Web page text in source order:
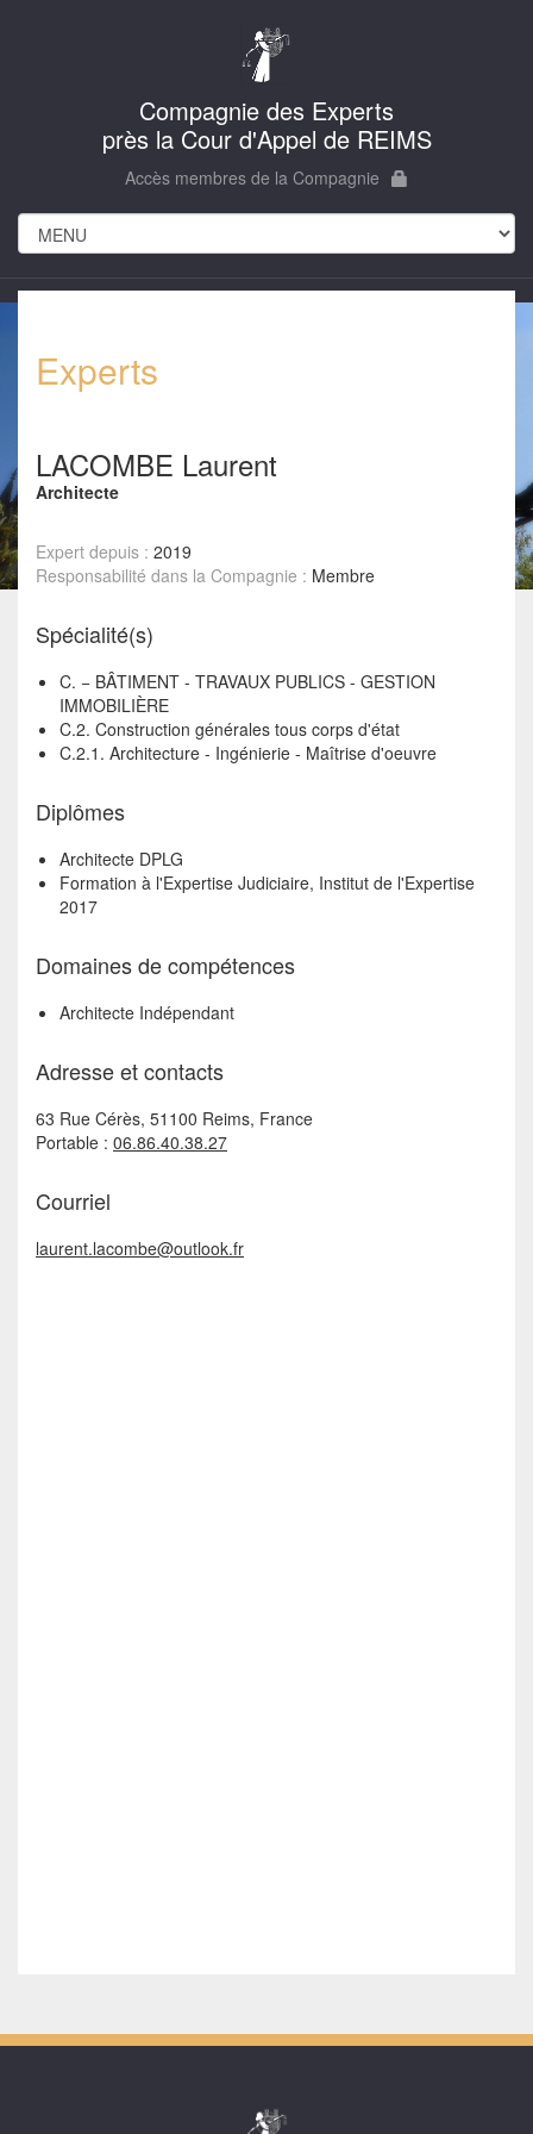
Compagnie des Experts
près la Cour d'Appel de REIMS
Accès membres de la Compagnie
Experts
LACOMBE Laurent
Architecte
Expert depuis : 2019
Responsabilité dans la Compagnie : Membre
Spécialité(s)
C. − BÂTIMENT - TRAVAUX PUBLICS - GESTION
IMMOBILIÈRE
C.2. Construction générales tous corps d'état
C.2.1. Architecture - Ingénierie - Maîtrise d'oeuvre
Diplômes
Architecte DPLG
Formation à l'Expertise Judiciaire, Institut de l'Expertise
2017
Domaines de compétences
Architecte Indépendant
Adresse et contacts
63 Rue Cérès, 51100 Reims, France
Portable : 06.86.40.38.27
Courriel
laurent.lacombe@outlook.fr